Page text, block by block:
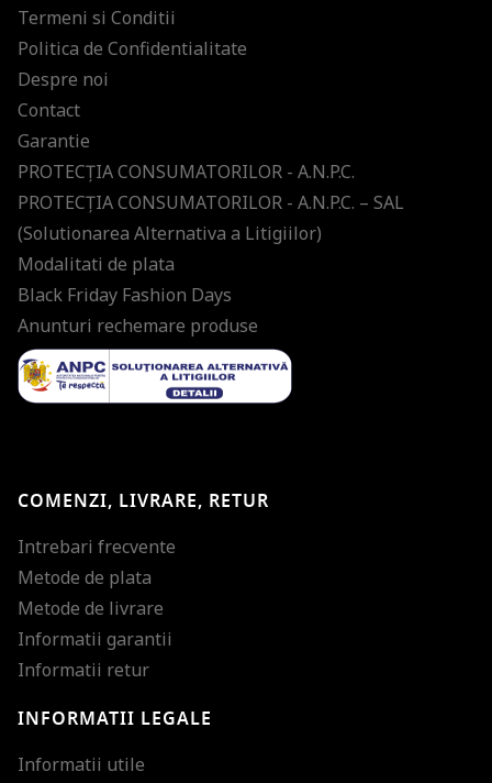
Termeni si Conditii
Politica de Confidentialitate
Despre noi
Contact
Garantie
PROTECŢIA CONSUMATORILOR - A.N.P.C.
PROTECŢIA CONSUMATORILOR - A.N.P.C. – SAL
(Solutionarea Alternativa a Litigiilor)
Modalitati de plata
Black Friday Fashion Days
Anunturi rechemare produse
COMENZI, LIVRARE, RETUR
Intrebari frecvente
Metode de plata
Metode de livrare
Informatii garantii
Informatii retur
INFORMATII LEGALE
Informatii utile